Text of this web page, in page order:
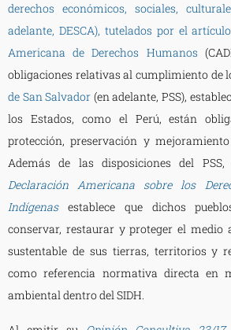
derechos económicos, sociales,
adelante, DESCA), tutelados por el
Americana de Derechos Humanos
obligaciones relativas al cumplimiento de
de San Salvador (en adelante, PSS),
los Estados, como el Perú, están
protección, preservación y
Además de las disposiciones del
Declaración Americana sobre los
Indígenas
establece que dichos
conservar, restaurar y proteger el medio
sustentable de sus tierras, territorios y
como referencia normativa directa en
ambiental dentro del SIDH.